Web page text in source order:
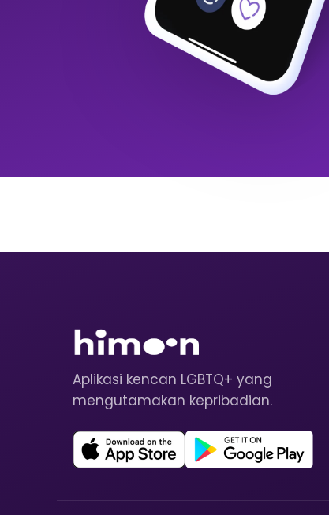
Aplikasi kencan LGBTQ+ yang
mengutamakan kepribadian.